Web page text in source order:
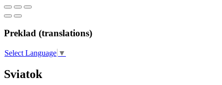
Preklad (translations)
Select Language ▼
Sviatok